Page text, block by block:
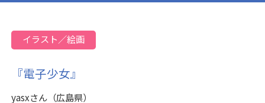
イラスト／絵画
『電子少女』
yasxさん（広島県）